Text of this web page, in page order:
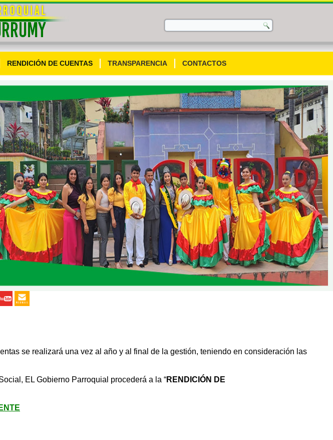
RENDICIÓN DE CUENTAS TRANSPARENCIA CONTACTOS
se realizará una vez al año y al final de la gestión, teniendo en consideración las
EL Gobierno Parroquial procederá a la “RENDICIÓN DE